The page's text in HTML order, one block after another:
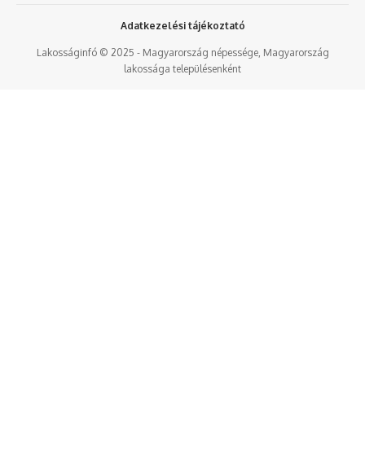
Lakosságinfó © 2025 - Magyarország népessége, Magyarország
lakossága településenként
Adatkezelési tájékoztató